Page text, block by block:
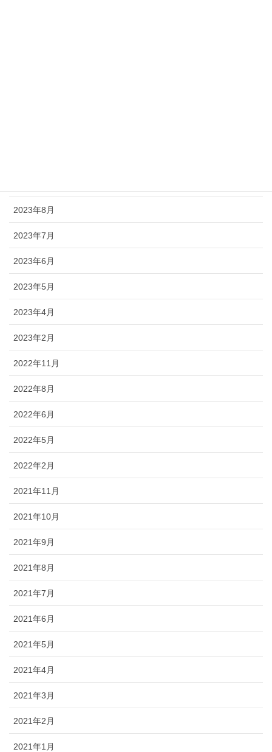
2023年8月
2023年7月
2023年6月
2023年5月
2023年4月
2023年2月
2022年11月
2022年8月
2022年6月
2022年5月
2022年2月
2021年11月
2021年10月
2021年9月
2021年8月
2021年7月
2021年6月
2021年5月
2021年4月
2021年3月
2021年2月
2021年1月